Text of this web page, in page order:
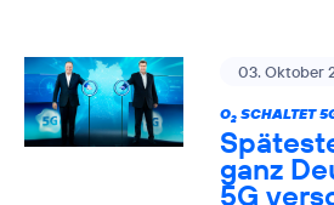
03. Oktober
O2SCHALTET
ganz
5G